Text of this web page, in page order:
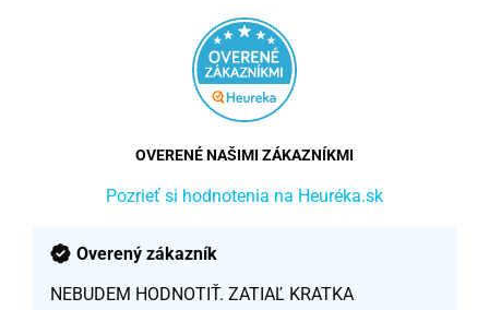
OVERENÉ NAŠIMI ZÁKAZNÍKMI
Pozrieť si hodnotenia na Heuréka.sk
Overený zákazník
NEBUDEM HODNOTIŤ. ZATIAĽ KRATKA